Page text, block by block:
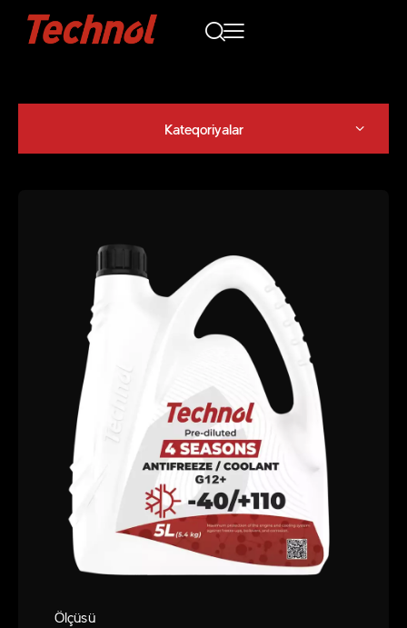
Ölçüsü
Kateqoriyalar